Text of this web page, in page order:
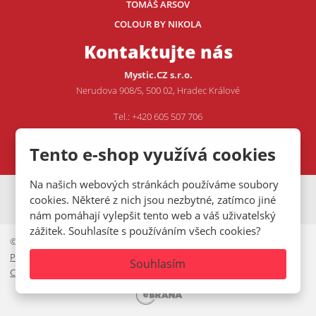
Tento e-shop využívá cookies
Na našich webových stránkách používáme soubory
cookies. Některé z nich jsou nezbytné, zatímco jiné
nám pomáhají vylepšit tento web a váš uživatelský
zážitek. Souhlasíte s používáním všech cookies?
Souhlasím
TOMÁŠ ARSOV
COLOUR BY NIKOLA
Kontaktujte nás
Mystic.CZ s.r.o.
Nerudova 908/5, 500 02, Hradec Králové
Tel.: +420 605 507 706
E-mail:VOJTA@MYSTIC.CZ
© 2026, Mystic.CZ s.r.o.
Prohlášení o přístupnosti
Ochrana osobních údajů
Cookies lišta
VISA MasterCard
Maestro